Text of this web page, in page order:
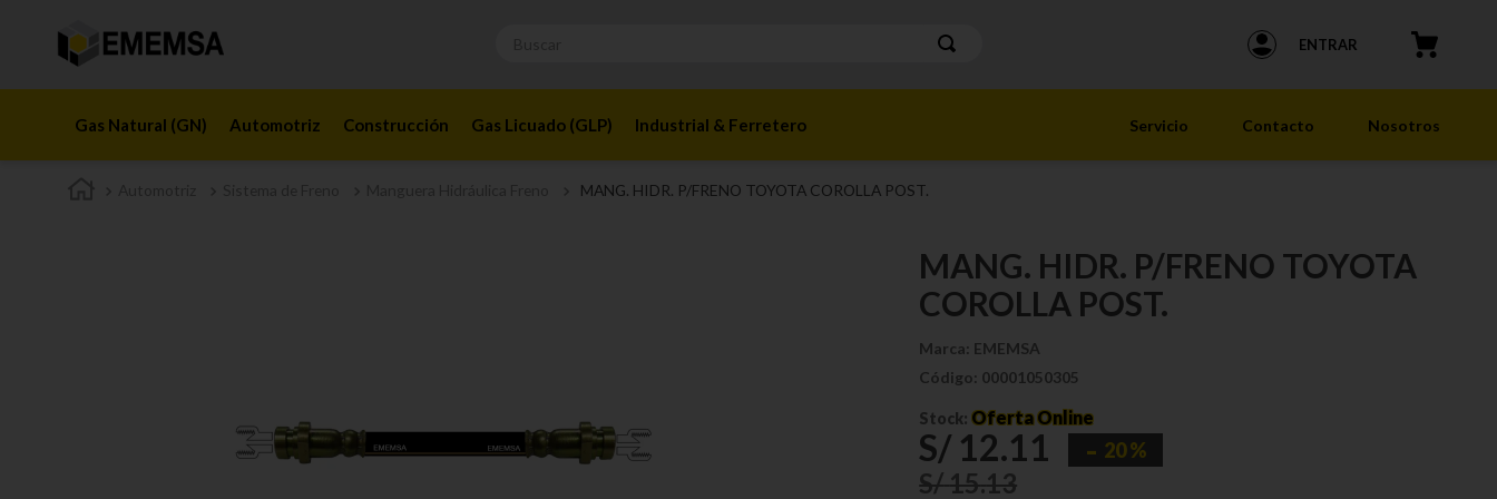
ENTRAR
Gas Natural (GN) Automotriz Construcción Gas Licuado (GLP) Industrial & Ferretero Servicio Contacto Nosotros
MANG. HIDR. P/FRENO TOYOTA COROLLA POST.
MANG. HIDR. P/FRENO TOYOTA
COROLLA POST.
Marca: EMEMSA
Código: 00001050305
Stock:Oferta Online
S/ 12.11 20 %
S/15.13